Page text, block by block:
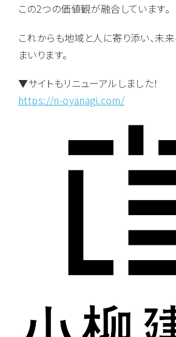
この2つの価値観が融合しています。
これからも地域と人に寄り添い、未
まいります。
▼サイトもリニューアルしました！
https://n-oyanagi.com/